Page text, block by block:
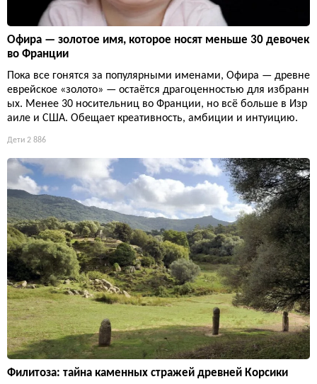
Офира — золотое имя, которое носят меньше 30 девочек
во Франции
Пока все гонятся за популярными именами, Офира — древне
еврейское «золото» — остаётся драгоценностью для избранн
ых. Менее 30 носительниц во Франции, но всё больше в Изр
аиле и США. Обещает креативность, амбиции и интуицию.
Дети 2 886
Филитоза: тайна каменных стражей древней Корсики